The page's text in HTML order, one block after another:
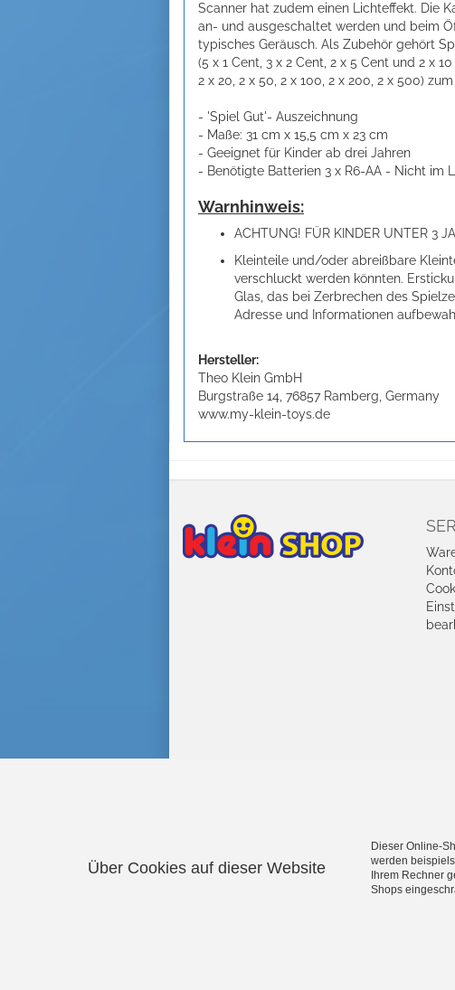
Scanner hat zudem einen Lichteffekt. Die
an- und ausgeschaltet werden und beim
typisches Geräusch. Als Zubehör gehört
(5 x 1 Cent, 3 x 2 Cent, 2 x 5 Cent und 2 x
2 x 20, 2 x 50, 2 x 100, 2 x 200, 2 x 500)
- 'Spiel Gut'- Auszeichnung
- Maße: 31 cm x 15,5 cm x 23 cm
- Geeignet für Kinder ab drei Jahren
- Benötigte Batterien 3 x R6-AA - Nicht im
Warnhinweis:
ACHTUNG! FÜR KINDER UNTER 3
Kleinteile und/oder abreißbare
verschluckt werden könnten.
Glas, das bei Zerbrechen des
Adresse und Informationen
Hersteller:
Theo Klein GmbH
Burgstraße 14, 76857 Ramberg, Germany
www.my-klein-toys.de
Aqua Action Wasserspielzeug· Barbie·
Electrolux
Über Cookies auf dieser Website
Dieser Online-
werden
Ihrem Rechner
Shops